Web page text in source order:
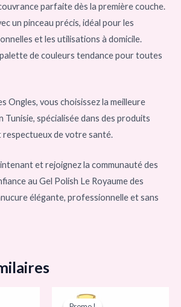
parfaite dès la première couche.
un pinceau précis, idéal pour les
et les utilisations à domicile.
de couleurs tendance pour toutes
Ongles, vous choisissez la meilleure
Tunisie, spécialisée dans des produits
de votre santé.
et rejoignez la communauté des
au Gel Polish Le Royaume des
élégante, professionnelle et sans
prix